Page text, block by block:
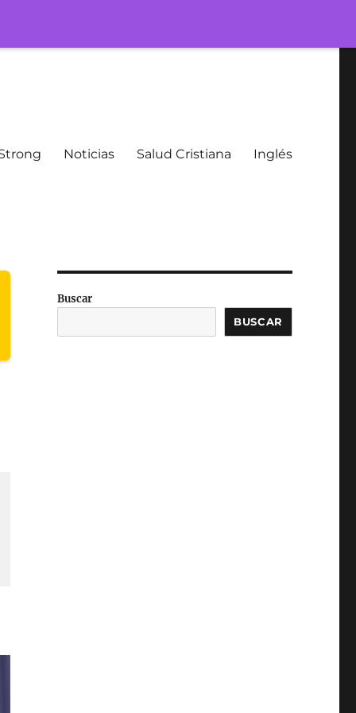
Noticias Salud Cristiana Inglés
Buscar
BUSCAR